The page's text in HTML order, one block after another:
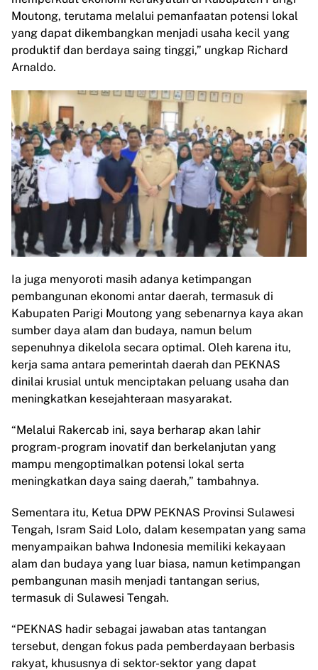
Moutong, terutama melalui pemanfaatan potensi lokal
yang dapat dikembangkan menjadi usaha kecil yang
produktif dan berdaya saing tinggi,” ungkap Richard
Arnaldo.
Ia juga menyoroti masih adanya ketimpangan
pembangunan ekonomi antar daerah, termasuk di
Kabupaten Parigi Moutong yang sebenarnya kaya akan
sumber daya alam dan budaya, namun belum
sepenuhnya dikelola secara optimal. Oleh karena itu,
kerja sama antara pemerintah daerah dan PEKNAS
dinilai krusial untuk menciptakan peluang usaha dan
meningkatkan kesejahteraan masyarakat.
“Melalui Rakercab ini, saya berharap akan lahir
program-program inovatif dan berkelanjutan yang
mampu mengoptimalkan potensi lokal serta
meningkatkan daya saing daerah,” tambahnya.
Sementara itu, Ketua DPW PEKNAS Provinsi Sulawesi
Tengah, Isram Said Lolo, dalam kesempatan yang sama
menyampaikan bahwa Indonesia memiliki kekayaan
alam dan budaya yang luar biasa, namun ketimpangan
pembangunan masih menjadi tantangan serius,
termasuk di Sulawesi Tengah.
“PEKNAS hadir sebagai jawaban atas tantangan
tersebut, dengan fokus pada pemberdayaan berbasis
rakyat, khususnya di sektor-sektor yang dapat